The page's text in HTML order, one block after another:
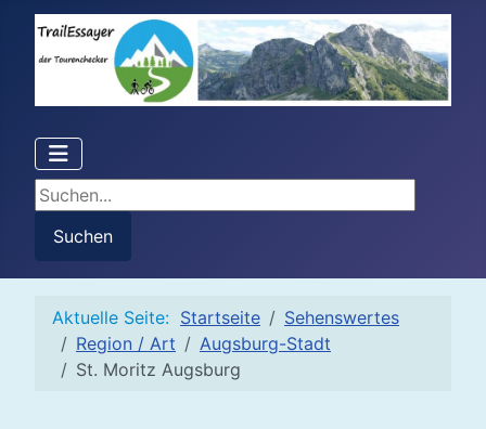
Suchen...
Suchen
Aktuelle Seite: Startseite
Sehenswertes
Region / Art
Augsburg-Stadt
St. Moritz Augsburg